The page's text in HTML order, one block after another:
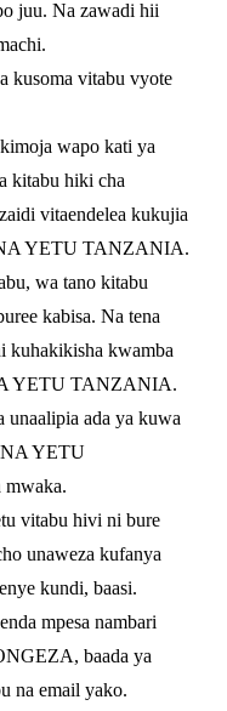
juu. Na zawadi hii
kusoma vitabu vyote
wapo kati ya
kitabu hiki cha
vitaendelea kukujia
YETU TANZANIA.
wa tano kitabu
kabisa. Na tena
kuhakikisha kwamba
YETU TANZANIA.
unaalipia ada ya kuwa
YETU
vitabu hivi ni bure
unaweza kufanya
kundi, baasi.
mpesa nambari
baada ya
na email yako.